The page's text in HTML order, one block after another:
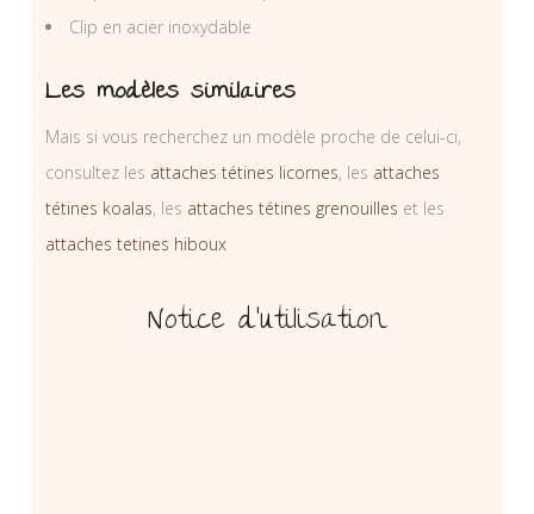
Clip en acier inoxydable
Les modèles similaires
Mais si vous recherchez un modèle proche de celui-ci,
consultez les attaches tétines licornes, les attaches
tétines koalas, les attaches tétines grenouilles et les
attaches tetines hiboux
Notice d’utilisation